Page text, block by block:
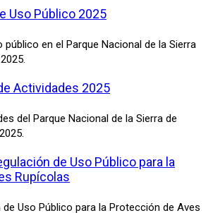
Uso Público 2025
público en el Parque Nacional de la Sierra
Actividades 2025
del Parque Nacional de la Sierra de
de Uso Público para la
Rupícolas
de Uso Público para la Protección de Aves